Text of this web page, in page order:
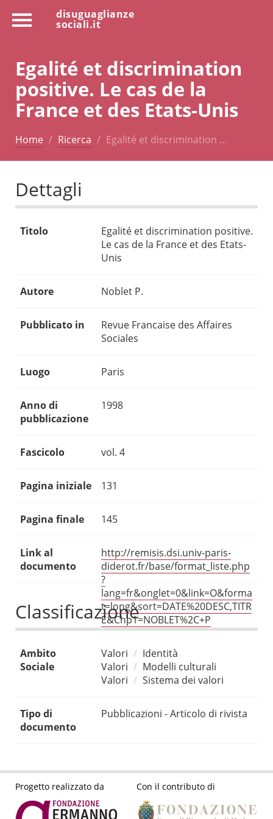
disuguaglianze
sociali.it
Egalité et discrimination
positive. Le cas de la
France et des Etats-Unis
Home Ricerca Egalité et discrimination …
Dettagli
Titolo
Egalité et discrimination positive.
Le cas de la France et des Etats-
Unis
Autore Noblet P.
Pubblicato in
Revue Francaise des Affaires
Sociales
Luogo Paris
Anno di
pubblicazione
1998
Fascicolo vol. 4
Pagina iniziale 131
Pagina finale 145
Link al
documento
http://remisis.dsi.univ-paris-
diderot.fr/base/format_liste.php
?
lang=fr&onglet=0&link=O&forma
t=long&sort=DATE%20DESC,TITR
E&Chp1=NOBLET%2C+P
Classificazione
Ambito
Sociale
Valori
Identità
Valori
Modelli culturali
Valori
Sistema dei valori
Tipo di
documento
Pubblicazioni - Articolo di rivista
Progetto realizzato da Con il contributo di